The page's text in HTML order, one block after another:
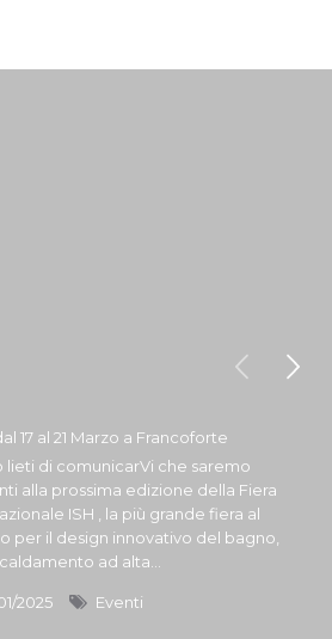
17 al 21 Marzo a Francoforte
lieti di comunicarVi che saremo
alla prossima edizione della Fiera
ISH , la più grande fiera al
per il design innovativo del bagno,
ad alta...
2025 Eventi